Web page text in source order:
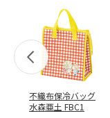
不織布保冷バッグ
水森亜土 FBC1